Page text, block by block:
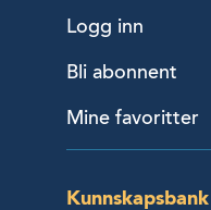
Logg inn
Bli abonnent
Mine favoritter
Kunnskapsbank